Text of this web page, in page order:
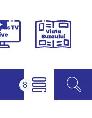
Campus
Viața